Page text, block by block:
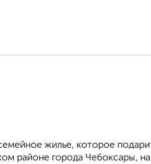
жилье, которое
районе города Чебоксары,